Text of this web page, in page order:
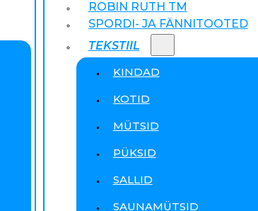
ROBIN RUTH TM
SPORDI- JA FÄNNITOOTED
TEKSTIIL
KINDAD
KOTID
MÜTSID
PÜKSID
SALLID
SAUNAMÜTSID